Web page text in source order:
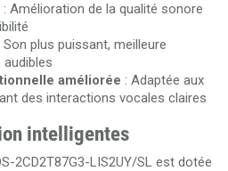
: Amélioration de la qualité sonore
Son plus puissant, meilleure
améliorée : Adaptée aux
des interactions vocales claires
intelligentes
2CD2T87G3-LIS2UY/SL est dotée